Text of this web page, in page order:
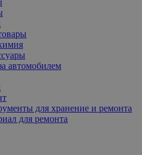
автомобилем
для хранение и ремонта
для ремонта